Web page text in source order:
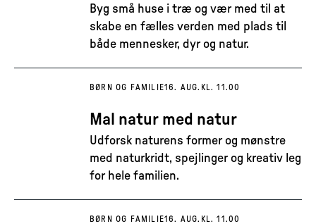
Byg små huse i træ og vær med til at
skabe en fælles verden med plads til
både mennesker, dyr og natur.
BØRN OG FAMILIE16. AUG. KL. 11.00
Mal natur med natur
Udforsk naturens former og mønstre
med naturkridt, spejlinger og kreativ leg
for hele familien.
BØRN OG FAMILIE16. AUG. KL. 11.00